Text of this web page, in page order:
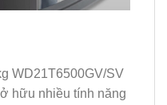
WD21T6500GV/SV
hữu nhiều tính năng